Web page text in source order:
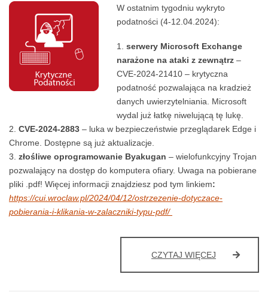
W ostatnim tygodniu wykryto
podatności (4-12.04.2024):
serwery Microsoft Exchange
narażone na ataki z zewnątrz –
CVE-2024-21410 – krytyczna
podatność pozwalająca na kradzież
danych uwierzytelniania. Microsoft
wydal już łatkę niwelującą tę lukę.
CVE-2024-2883 – luka w bezpieczeństwie przeglądarek Edge i
Chrome. Dostępne są już aktualizacje.
złośliwe oprogramowanie Byakugan – wielofunkcyjny Trojan
pozwalający na dostęp do komputera ofiary. Uwaga na pobierane
pliki .pdf! Więcej informacji znajdziesz pod tym linkiem:
https://cui.wroclaw.pl/2024/04/12/ostrzezenie-dotyczace-
pobierania-i-klikania-w-zalaczniki-typu-pdf/
CZYTAJ WIĘCEJ UWAGA!